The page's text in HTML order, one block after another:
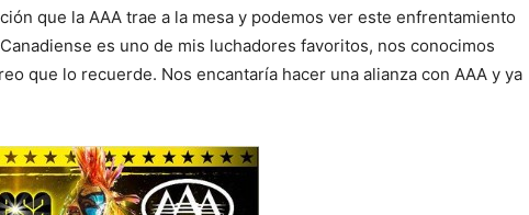
que la AAA trae a la mesa y podemos ver este enfrentamiento
es uno de mis luchadores favoritos, nos conocimos
que lo recuerde. Nos encantaría hacer una alianza con AAA y ya